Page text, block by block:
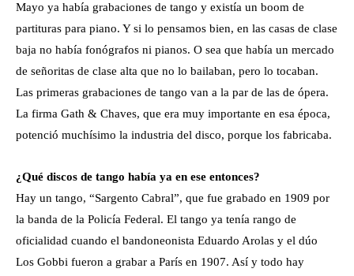
Mayo ya había grabaciones de tango y existía un boom de
partituras para piano. Y si lo pensamos bien, en las casas de clase
baja no había fonógrafos ni pianos. O sea que había un mercado
de señoritas de clase alta que no lo bailaban, pero lo tocaban.
Las primeras grabaciones de tango van a la par de las de ópera.
La firma Gath & Chaves, que era muy importante en esa época,
potenció muchísimo la industria del disco, porque los fabricaba.
¿Qué discos de tango había ya en ese entonces?
Hay un tango, “Sargento Cabral”, que fue grabado en 1909 por
la banda de la Policía Federal. El tango ya tenía rango de
oficialidad cuando el bandoneonista Eduardo Arolas y el dúo
Los Gobbi fueron a grabar a París en 1907. Así y todo hay